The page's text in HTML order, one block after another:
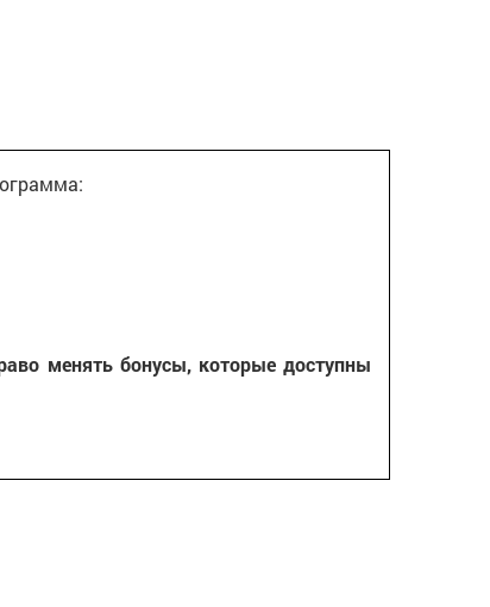
менять бонусы, которые доступны